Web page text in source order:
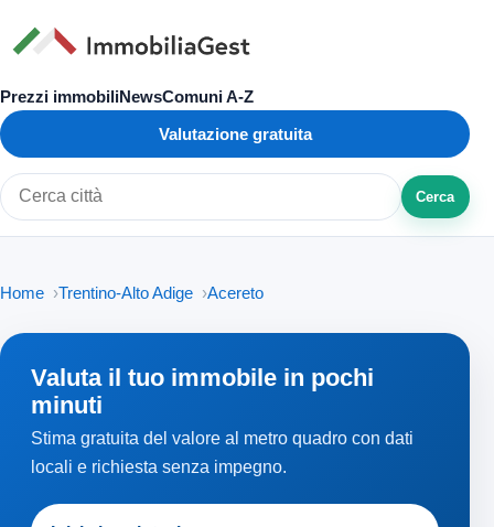
Prezzi immobiliNewsComuni A-Z
Valutazione gratuita
Cerca città o zona
Cerca
Home Trentino-Alto Adige Acereto
Valuta il tuo immobile in pochi
minuti
Stima gratuita del valore al metro quadro con dati
locali e richiesta senza impegno.